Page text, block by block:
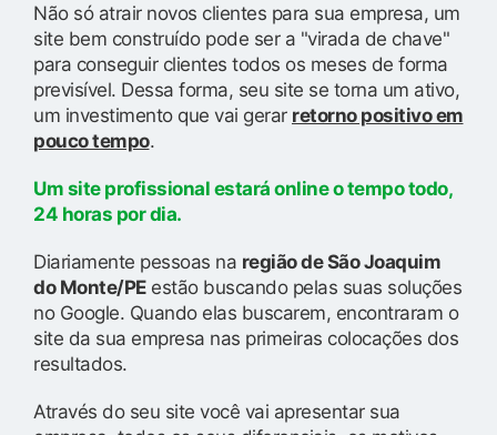
Não só atrair novos clientes para sua empresa, um
site bem construído pode ser a "virada de chave"
para conseguir clientes todos os meses de forma
previsível. Dessa forma, seu site se torna um ativo,
um investimento que vai gerar retorno positivo em
pouco tempo.
Um site profissional estará online o tempo todo,
24 horas por dia.
Diariamente pessoas na região de São Joaquim
do Monte/PEestão buscando pelas suas soluções
no Google. Quando elas buscarem, encontraram o
site da sua empresa nas primeiras colocações dos
resultados.
Através do seu site você vai apresentar sua